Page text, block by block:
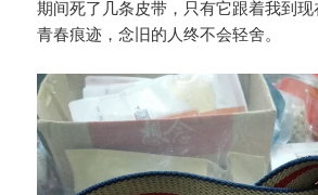
期间死了几条皮带，只有它跟着我到
青春痕迹，念旧的人终不会轻舍。